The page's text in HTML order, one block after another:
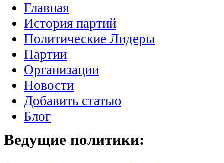
Главная
История партий
Политические Лидеры
Партии
Организации
Новости
Добавить статью
Блог
Ведущие политики: